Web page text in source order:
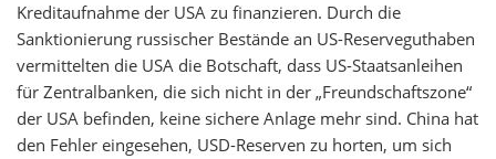
Kreditaufnahme der USA zu finanzieren. Durch die
Sanktionierung russischer Bestände an US-Reserveguthaben
vermittelten die USA die Botschaft, dass US-Staatsanleihen
für Zentralbanken, die sich nicht in der „Freundschaftszone“
der USA befinden, keine sichere Anlage mehr sind. China hat
den Fehler eingesehen, USD-Reserven zu horten, um sich